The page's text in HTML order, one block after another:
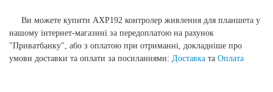
Ви можете купити AXP192 контролер живлення для планшета у
нашому інтернет-магазині за передоплатою на рахунок
"Приватбанку", або з оплатою при отриманні, докладніше про
умови доставки та оплати за посиланнями: Доставка та Оплата